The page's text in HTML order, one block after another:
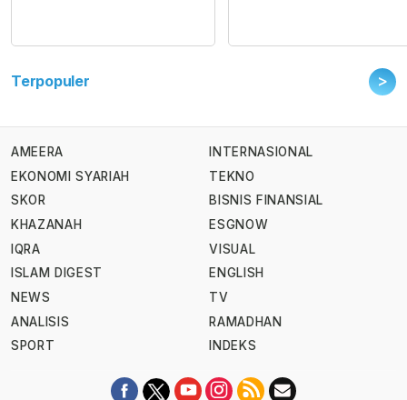
Terpopuler >
AMEERA
EKONOMI SYARIAH
SKOR
KHAZANAH
IQRA
ISLAM DIGEST
NEWS
ANALISIS
SPORT
INTERNASIONAL
TEKNO
BISNIS FINANSIAL
ESGNOW
VISUAL
ENGLISH
TV
RAMADHAN
INDEKS